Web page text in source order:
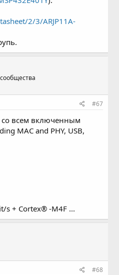
2/3/ARJP11A-
#67
со всем включенным
MAC and PHY, USB,
s + Cortex® -M4F ...
#68